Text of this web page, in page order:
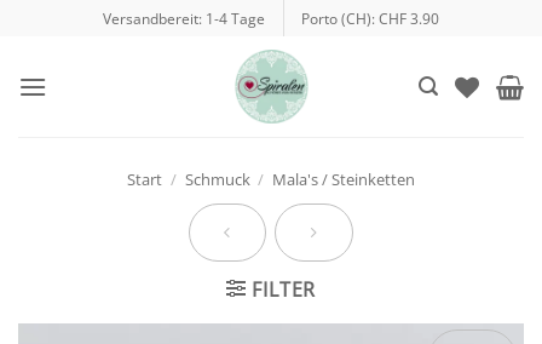
springen
Versandbereit: 1-4 Tage Porto (CH): CHF 3.90
Start / Schmuck / Mala's / Steinketten
FILTER